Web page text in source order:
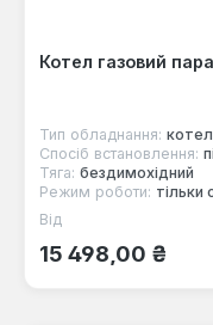
Котел газовий
Тип обладнання:
Спосіб встановлення:
Тяга: бездимохідний
Режим роботи: тільки
Звичайна ціна:
Від
15 498,00 ₴